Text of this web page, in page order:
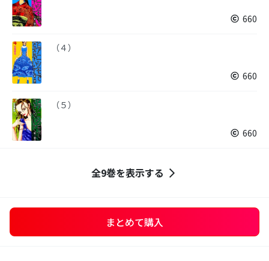
660
（４）
660
（５）
660
全9巻を表示する
まとめて購入